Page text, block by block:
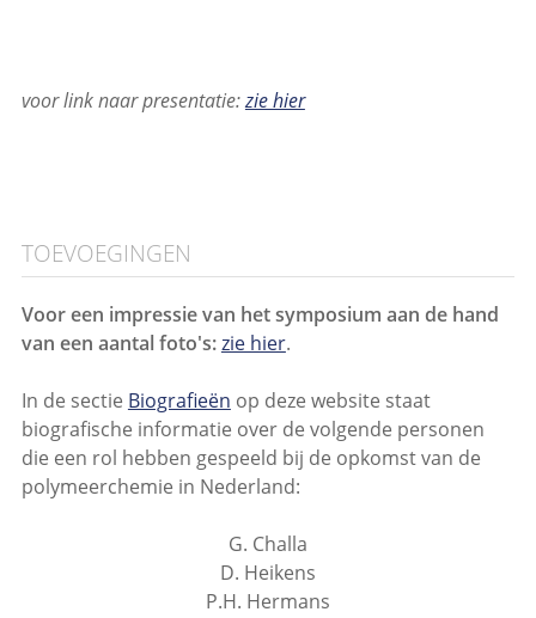
voor link naar presentatie:zie hier
TOEVOEGINGEN
Voor een impressie van het symposium aan de hand
van een aantal foto's:zie hier.
In de sectie Biografieën op deze website staat
biografische informatie over de volgende personen
die een rol hebben gespeeld bij de opkomst van de
polymeerchemie in Nederland:
G. Challa
D. Heikens
P.H. Hermans